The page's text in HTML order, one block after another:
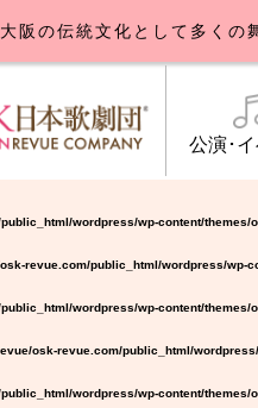
wordpress/wp-content/themes/
revue.com/public_html/wordpress/wp-
wordpress/wp-content/themes/
osk-revue.com/public_html/
wordpress/wp-content/themes/
阪の伝統文化として多くの
公演･イ
公演･イベント
お知らせ一覧
OSK日本歌劇団について